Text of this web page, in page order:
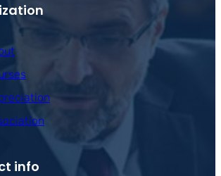
info